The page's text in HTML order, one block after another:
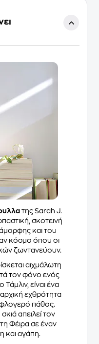
της Sarah J.
σκοτεινή
και του
κόσμο όπου οι
ζωντανεύουν.
αιχμάλωτη
τον φόνο ενός
είναι ένα
εχθρότητα
φλογερό πάθος.
απειλεί τον
Φέιρα σε έναν
και αγάπη.